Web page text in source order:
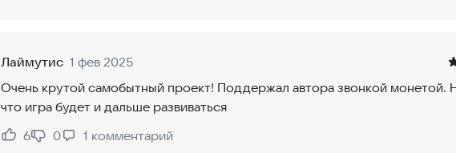
Лаймутис 1 фев 2025
Очень крутой самобытный проект! Поддержал автора звонкой монетой.
что игра будет и дальше развиваться
Нравится:
6
Не нравится:
0 1 комментарий